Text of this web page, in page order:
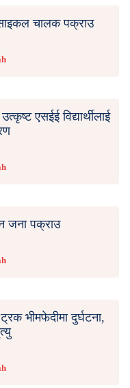
चालक पक्राउ
एसईई विद्यार्थीलाई
जना पक्राउ
भीमफेदीमा दुर्घटना,